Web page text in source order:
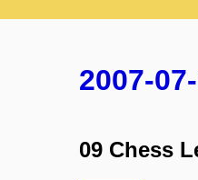
2007-
09 Chess